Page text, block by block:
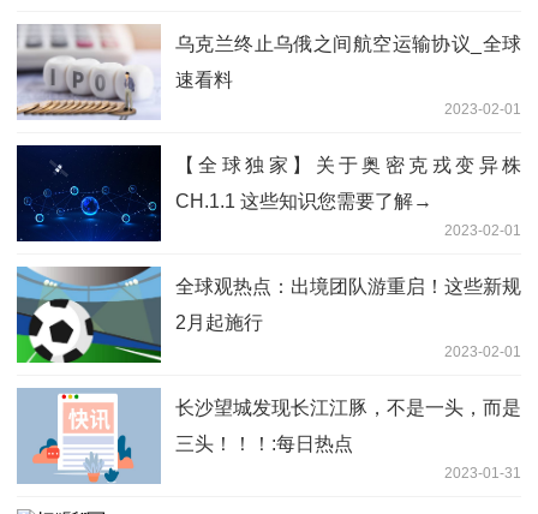
乌克兰终止乌俄之间航空运输协议_全球
速看料
2023-02-01
【全球独家】关于奥密克戎变异株
CH.1.1 这些知识您需要了解→
2023-02-01
全球观热点：出境团队游重启！这些新规
2月起施行
2023-02-01
长沙望城发现长江江豚，不是一头，而是
三头！！！:每日热点
2023-01-31